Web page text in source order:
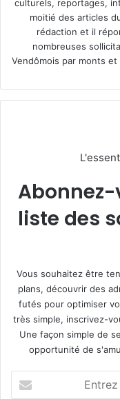
culturels, reportages,
moitié des articles
rédaction et il
nombreuses
Vendômois par monts
Abonnez-
liste des
Vous souhaitez être
plans, découvrir des
futés pour optimiser
très simple, inscrivez-
Une façon simple de
opportunité de